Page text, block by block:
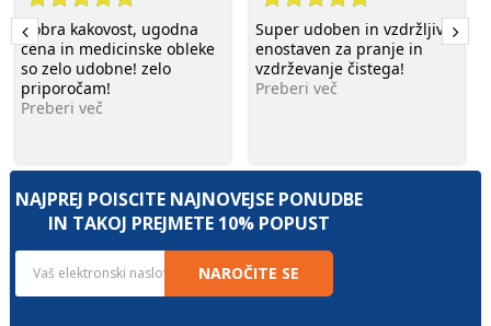
Dobra kakovost, ugodna
cena in medicinske obleke
so zelo udobne! zelo
priporočam!
Preberi več
Super udoben in vzdržljiv,
enostaven za pranje in
vzdrževanje čistega!
Preberi več
NAJPREJ POIŠČITE NAJNOVEJŠE PONUDBE
IN TAKOJ PREJMETE 10% POPUST
NAROČITE SE